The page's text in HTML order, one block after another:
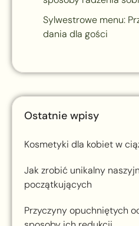
Sylwestrowe menu:
dania dla gości
Ostatnie wpisy
Kosmetyki dla kobiet w
Jak zrobić unikalny
początkujących
Przyczyny opuchniętych